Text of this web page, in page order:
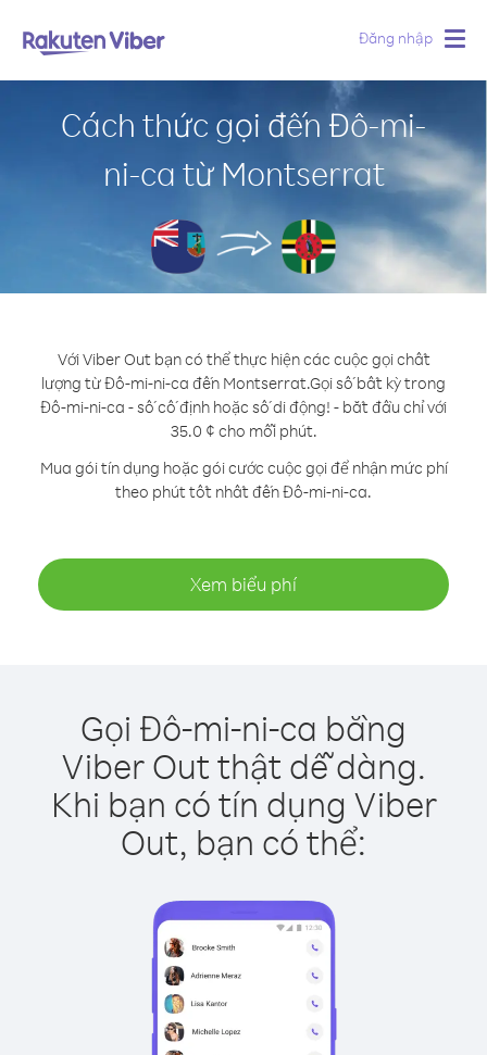
Đăng nhập
Cách thức gọi đến Đô-mi-
ni-ca từ Montserrat
Với Viber Out bạn có thể thực hiện các cuộc gọi chất
lượng từ Đô-mi-ni-ca đến Montserrat.Gọi số bất kỳ trong
Đô-mi-ni-ca - số cố định hoặc số di động! - bắt đầu chỉ với
35.0 ¢ cho mỗi phút.
Mua gói tín dụng hoặc gói cước cuộc gọi để nhận mức phí
theo phút tốt nhất đến Đô-mi-ni-ca.
Xem biểu phí
Gọi Đô-mi-ni-ca bằng
Viber Out thật dễ dàng.
Khi bạn có tín dụng Viber
Out, bạn có thể: